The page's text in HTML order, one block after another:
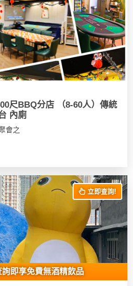
尺BBQ分店 （8-60人）傳統
內廁
會之
立即查詢!
即享免費無酒精飲品